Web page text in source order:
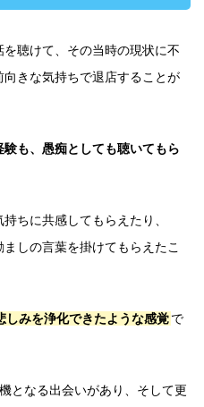
聴けて、その当時の現状に不
きな気持ちで退店することが
も、愚痴としても聴いてもら
ちに共感してもらえたり、
ましの言葉を掛けてもらえたこ
しみを浄化できたような感覚で
となる出会いがあり、そして更